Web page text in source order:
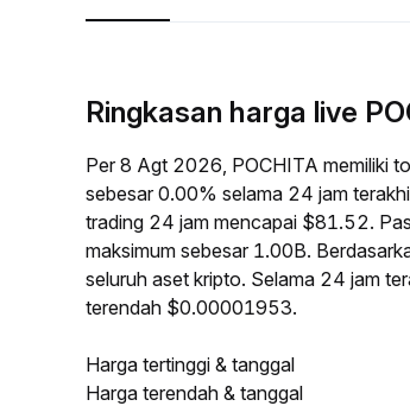
Ringkasan harga live
Per 8 Agt 2026, POCHITA memiliki
sebesar 0.00% selama 24 jam
trading 24 jam mencapai $81.52.
maksimum sebesar 1.00B.
seluruh aset kripto. Selama 24 jam
terendah $0.00001953.
Harga tertinggi & tanggal
Harga terendah & tanggal